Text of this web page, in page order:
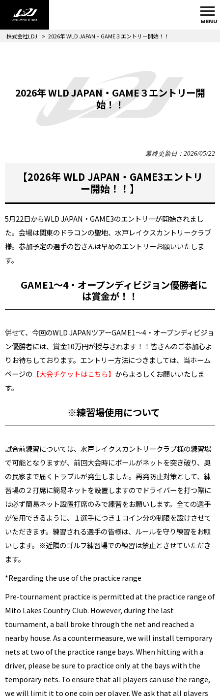
MENU
株式会社LDJ
> 2026年 WLD JAPAN・GAME３エントリー開始！！
2026年 WLD JAPAN・GAME３エントリー開
始！！
最終更新日：2026/05/22
【2026年 WLD JAPAN・GAME3エントリ
ー開始！！】
5月22日からWLD JAPAN・GAME3のエントリーが開始されまし
た。会場は関東のドラコンの聖地、水戸レイクスカントリークラブ
様。参加予定の選手の皆さんは早めのエントリーお願いいたしま
す。
GAME1～4・オープンディビジョン優勝者に
は賞金が！！
併せて、今回のWLD JAPANツアーGAME1～4・オープンディビジョ
ン優勝者には、賞金10万円が授与されます！！皆さんのご参加心よ
りお待ちしております。エントリー方法につきましては、当ホーム
ページの 【大会チケットはこちら】 からよろしくお願いいたしま
す。
※練習場使用について
試合前練習については、水戸レイクスカントリークラブ様の練習場
で可能となりますが、前回大会時にボールがネットを突き破り、奥
の民家まで届くトラブルが発生しました。再発防止対策として、練
習場の２打席に簡易ネットを設置しますのでドライバーを打つ際に
は必ず簡易ネット設置打席のみで練習をお願いします。全ての選手
が使用できるように、１選手につき１コイン分の制限を設けさせて
いただきます。練習される選手の皆様は、ルールを守り練習をお願
いします。※近隣のゴルフ練習場での練習は禁止とさせていただき
ます。
*Regarding the use of the practice range
Pre-tournament practice is permitted at the practice range of
Mito Lakes Country Club. However, during the last
tournament, a ball broke through the net and reached a
nearby house. As a countermeasure, we will install temporary
nets at two of the practice range bays. When hitting with a
driver, please be sure to practice only at the bays with the
temporary nets. To ensure that all players can use the range,
we will limit it to one coin per player. We ask that all players